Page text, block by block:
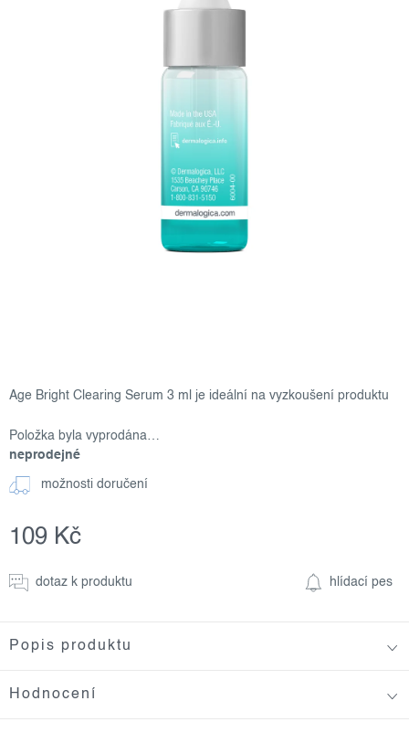
Age Bright Clearing Serum 3 ml je ideální na vyzkoušení produktu
Položka byla vyprodána…
neprodejné
možnosti doručení
109 Kč
cena:dotaz k produktu hlídací pes
Popis produktu
Hodnocení